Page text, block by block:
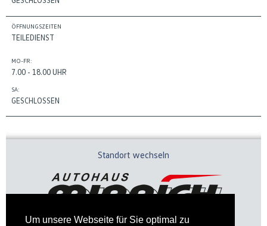
Um unsere Webseite für Sie optimal zu
ÖFFNUNGSZEITEN
TEILEDIENST
MO-FR:
7.00 - 18.00 UHR
SA:
GESCHLOSSEN
Standort wechseln